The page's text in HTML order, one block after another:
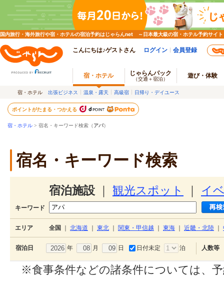
国内旅行・海外旅行や宿・ホテルの宿泊予約はじゃらんnet ～日本最大級の宿・ホテル予約サイト
こんにちは♪ゲストさん ログイン 会員登録
宿・ホテル じゃらんパック
（交通＋宿泊） 遊び・体験
宿・ホテル 出張ビジネス 温泉・露天 高級宿 日帰り・デイユース
ポイントがたまる・つかえる
宿・ホテル > 宿名・キーワード検索（アパ）
宿名・キーワード検索
宿泊施設 観光スポット イ
キーワード
エリア 全国 北海道 東北 関東・甲信越 東海 近畿・北陸
宿泊日 年 月 日 日付未定 泊 人数等
※食事条件などの諸条件については、